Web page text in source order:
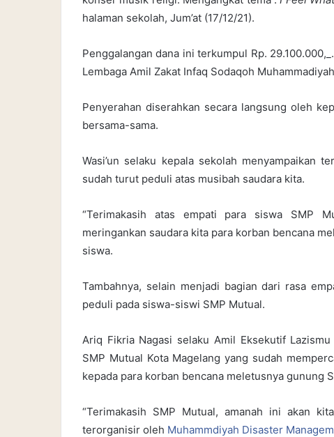
halaman sekolah, Jum’at (17/12/21).
Penggalangan dana ini terkumpul Rp.
Lembaga Amil Zakat Infaq Sodaqoh
Penyerahan diserahkan secara langsung oleh
bersama-sama.
Wasi’un selaku kepala sekolah menyampaikan
sudah turut peduli atas musibah saudara kita.
“Terimakasih atas empati para siswa SMP
meringankan saudara kita para korban bencana
siswa.
Tambahnya, selain menjadi bagian dari rasa
peduli pada siswa-siswi SMP Mutual.
Ariq Fikria Nagasi selaku Amil Eksekutif
SMP Mutual Kota Magelang yang sudah
kepada para korban bencana meletusnya gunung
“Terimakasih SMP Mutual, amanah ini akan
terorganisir oleh Muhammdiyah Disaster